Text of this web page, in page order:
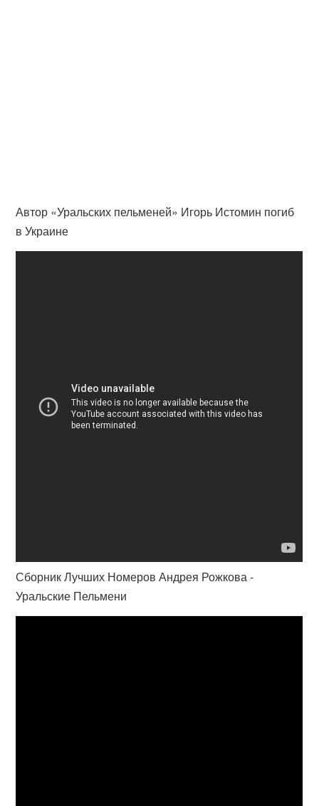
Автор «Уральских пельменей» Игорь Истомин погиб
в Украине
Сборник Лучших Номеров Андрея Рожкова -
Уральские Пельмени